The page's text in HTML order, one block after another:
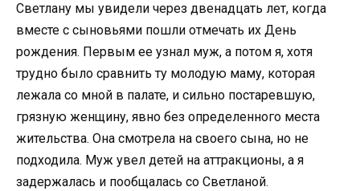
Светлану мы увидели через двенадцать лет, когда
вместе с сыновьями пошли отмечать их День
рождения. Первым ее узнал муж, а потом я, хотя
трудно было сравнить ту молодую маму, которая
лежала со мной в палате, и сильно постаревшую,
грязную женщину, явно без определенного места
жительства. Она смотрела на своего сына, но не
подходила. Муж увел детей на аттракционы, а я
задержалась и пообщалась со Светланой.